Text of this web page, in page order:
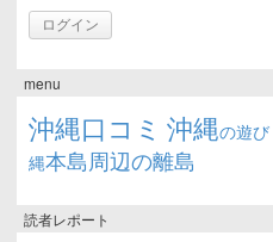
menu
沖縄口コミ 沖縄の遊び
縄本島周辺の離島
読者レポート